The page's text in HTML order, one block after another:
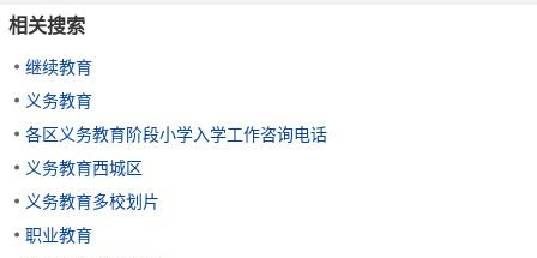
相关搜索
继续教育
义务教育
各区义务教育阶段小学入学工作咨询电话
义务教育西城区
义务教育多校划片
职业教育